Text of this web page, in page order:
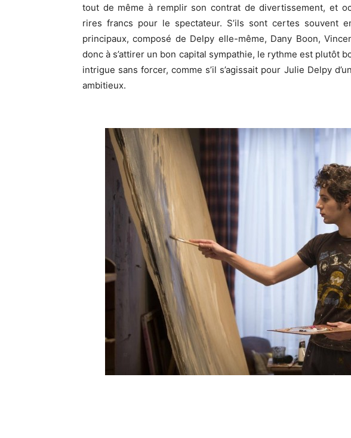
tout de même à remplir son contrat de divertissement, et
rires francs pour le spectateur. S’ils sont certes souvent
principaux, composé de Delpy elle-même, Dany Boon,
donc à s’attirer un bon capital sympathie, le rythme est plutôt
intrigue sans forcer, comme s’il s’agissait pour Julie Delpy
ambitieux.